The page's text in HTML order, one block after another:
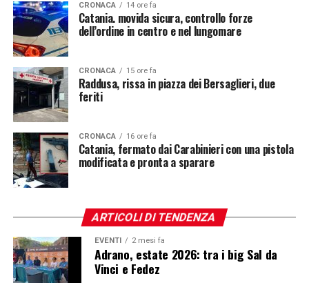
CRONACA 14 ore fa
Catania. movida sicura, controllo forze
dell’ordine in centro e nel lungomare
CRONACA 15 ore fa
Raddusa, rissa in piazza dei Bersaglieri, due
feriti
CRONACA 16 ore fa
Catania, fermato dai Carabinieri con una pistola
modificata e pronta a sparare
ARTICOLI DI TENDENZA
EVENTI 2 mesi fa
Adrano, estate 2026: tra i big Sal da
Vinci e Fedez